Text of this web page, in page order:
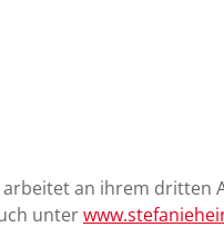
an ihrem
unter